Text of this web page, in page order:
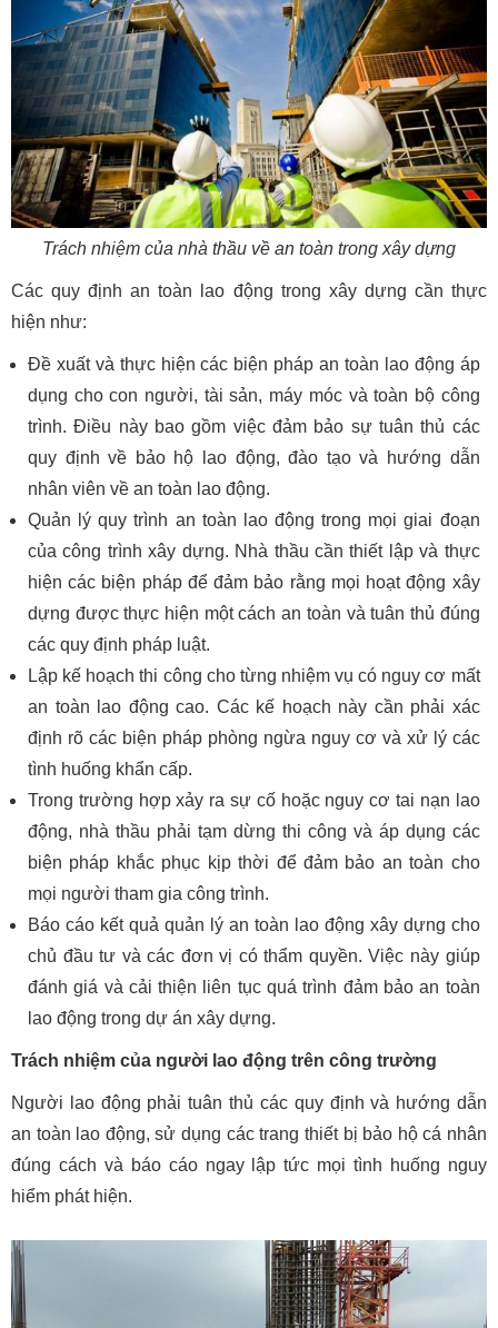
Trách nhiệm của nhà thầu về an toàn trong xây dựng
Các quy định an toàn lao động trong xây dựng cần thực
hiện như:
Đề xuất và thực hiện các biện pháp an toàn lao động áp
dụng cho con người, tài sản, máy móc và toàn bộ công
trình. Điều này bao gồm việc đảm bảo sự tuân thủ các
quy định về bảo hộ lao động, đào tạo và hướng dẫn
nhân viên về an toàn lao động.
Quản lý quy trình an toàn lao động trong mọi giai đoạn
của công trình xây dựng. Nhà thầu cần thiết lập và thực
hiện các biện pháp để đảm bảo rằng mọi hoạt động xây
dựng được thực hiện một cách an toàn và tuân thủ đúng
các quy định pháp luật.
Lập kế hoạch thi công cho từng nhiệm vụ có nguy cơ mất
an toàn lao động cao. Các kế hoạch này cần phải xác
định rõ các biện pháp phòng ngừa nguy cơ và xử lý các
tình huống khẩn cấp.
Trong trường hợp xảy ra sự cố hoặc nguy cơ tai nạn lao
động, nhà thầu phải tạm dừng thi công và áp dụng các
biện pháp khắc phục kịp thời để đảm bảo an toàn cho
mọi người tham gia công trình.
Báo cáo kết quả quản lý an toàn lao động xây dựng cho
chủ đầu tư và các đơn vị có thẩm quyền. Việc này giúp
đánh giá và cải thiện liên tục quá trình đảm bảo an toàn
lao động trong dự án xây dựng.
Trách nhiệm của người lao động trên công trường
Người lao động phải tuân thủ các quy định và hướng dẫn
an toàn lao động, sử dụng các trang thiết bị bảo hộ cá nhân
đúng cách và báo cáo ngay lập tức mọi tình huống nguy
hiểm phát hiện.